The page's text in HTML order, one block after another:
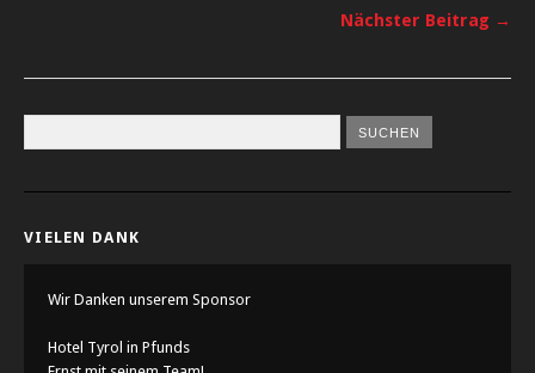
Nächster Beitrag →
VIELEN DANK
Wir Danken unserem Sponsor
Hotel Tyrol in Pfunds